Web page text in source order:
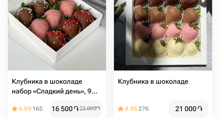
Клубника в шоколаде
набор «Сладкий день», 9
4.99 165 16 500֏22 000֏
Клубника в шоколаде
4.96276 21 000֏